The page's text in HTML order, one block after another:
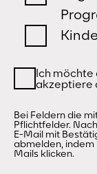
Ich möchte den
akzeptiere
Bei Feldern die
Pflichtfelder.
E-Mail mit
abmelden, indem
Mails klicken.